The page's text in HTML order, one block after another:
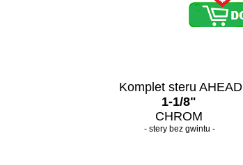
Komplet steru AHEAD
1-1/8"
CHROM
- stery bez gwintu -